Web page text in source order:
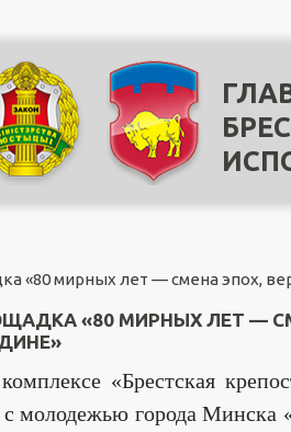
«80 мирных лет — смена эпох,
«80 МИРНЫХ ЛЕТ —
«Брестская
с молодежью города